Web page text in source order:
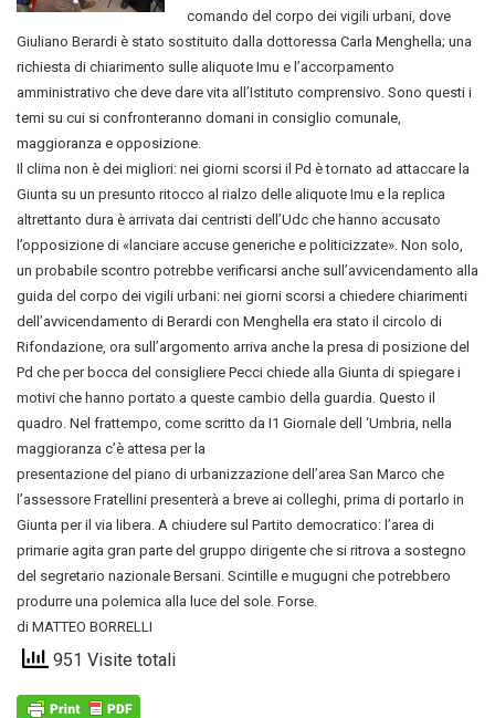
comando del corpo dei vigili urbani, dove
Giuliano Berardi è stato sostituito dalla dottoressa Carla Menghella; una
richiesta di chiarimento sulle aliquote Imu e l’accorpamento
amministrativo che deve dare vita all’Istituto comprensivo. Sono questi i
temi su cui si confronteranno domani in consiglio comunale,
maggioranza e opposizione.
Il clima non è dei migliori: nei giorni scorsi il Pd è tornato ad attaccare la
Giunta su un presunto ritocco al rialzo delle aliquote Imu e la replica
altrettanto dura è arrivata dai centristi dell’Udc che hanno accusato
l’opposizione di «lanciare accuse generiche e politicizzate». Non solo,
un probabile scontro potrebbe verificarsi anche sull’avvicendamento alla
guida del corpo dei vigili urbani: nei giorni scorsi a chiedere chiarimenti
dell’avvicendamento di Berardi con Menghella era stato il circolo di
Rifondazione, ora sull’argomento arriva anche la presa di posizione del
Pd che per bocca del consigliere Pecci chiede alla Giunta di spiegare i
motivi che hanno portato a queste cambio della guardia. Questo il
quadro. Nel frattempo, come scritto da I1 Giornale dell ‘Umbria, nella
maggioranza c’è attesa per la
presentazione del piano di urbanizzazione dell’area San Marco che
l’assessore Fratellini presenterà a breve ai colleghi, prima di portarlo in
Giunta per il via libera. A chiudere sul Partito democratico: l’area di
primarie agita gran parte del gruppo dirigente che si ritrova a sostegno
del segretario nazionale Bersani. Scintille e mugugni che potrebbero
produrre una polemica alla luce del sole. Forse.
di MATTEO BORRELLI
951 Visite totali